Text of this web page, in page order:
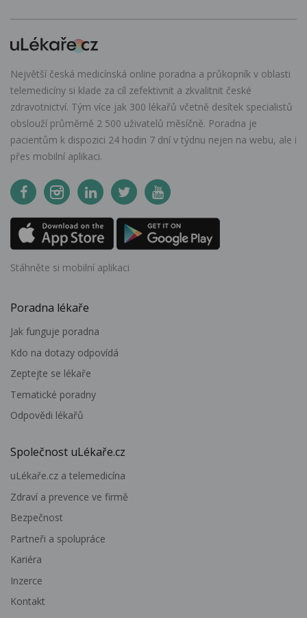
Největší česká medicínská online poradna a průkopník v oblasti
telemedicíny si klade za cíl zefektivnit a zkvalitnit české
zdravotnictví. Tým více jak 300 lékařů včetně desítek specialistů
obslouží průměrně 2 500 uživatelů měsíčně. Poradna je
pacientům k dispozici 24 hodin 7 dní v týdnu nejen na webu, ale i
přes mobilní aplikaci.
Stáhněte si mobilní aplikaci
Poradna lékaře
Jak funguje poradna
Kdo na dotazy odpovídá
Zeptejte se lékaře
Tematické poradny
Odpovědi lékařů
Společnost uLékaře.cz
uLékaře.cz a telemedicína
Zdraví a prevence ve firmě
Bezpečnost
Partneři a spolupráce
Kariéra
Inzerce
Kontakt